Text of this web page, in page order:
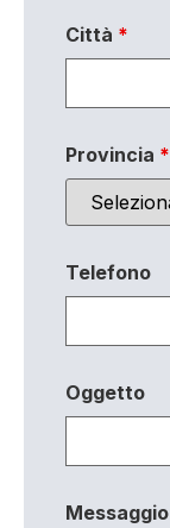
Città *
Provincia *
Telefono
Oggetto
Messaggio